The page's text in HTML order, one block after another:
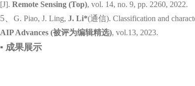
[J]. Remote Sensing (Top), vol. 14, no. 9, pp. 2260, 2022.
5、 G. Piao, J. Ling, J. Li*(通信). Classification and
AIP Advances (被评为编辑精选), vol.13, 2023.
▪ 成果展示